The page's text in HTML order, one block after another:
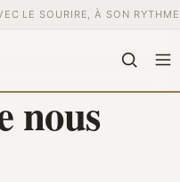
LE SOURIRE, À SON RYTHME
CHERCHER
nous